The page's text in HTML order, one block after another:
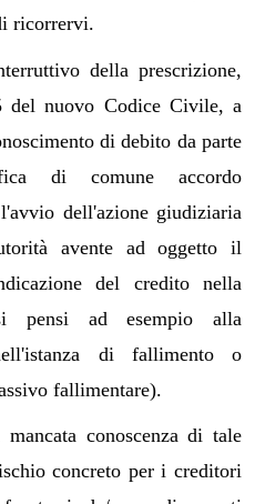
ricorrervi.
della prescrizione,
del nuovo Codice Civile, a
di debito da parte
di comune accordo
dell'azione giudiziaria
avente ad oggetto il
del credito nella
pensi ad esempio alla
di fallimento o
fallimentare).
conoscenza di tale
concreto per i creditori